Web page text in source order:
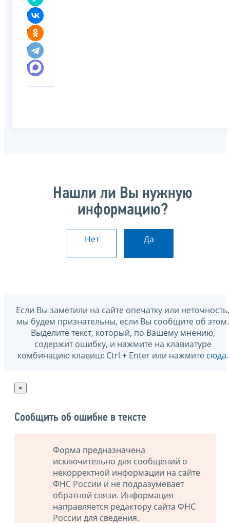
Нашли ли Вы нужную
информацию?
Нет Да
Если Вы заметили на сайте опечатку или неточность,
мы будем признательны, если Вы сообщите об этом.
Выделите текст, который, по Вашему мнению,
содержит ошибку, и нажмите на клавиатуре
комбинацию клавиш: Ctrl + Enter или нажмите сюда.
×
Сообщить об ошибке в тексте
Форма предназначена
исключительно для сообщений о
некорректной информации на сайте
ФНС России и не подразумевает
обратной связи. Информация
направляется редактору сайта ФНС
России для сведения.